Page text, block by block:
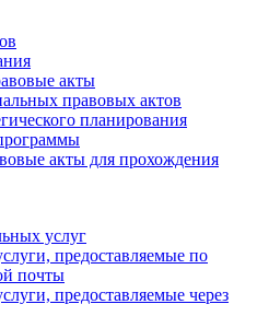
акты
правовых актов
планирования
акты для прохождения
услуг
предоставляемые по
почты
предоставляемые через